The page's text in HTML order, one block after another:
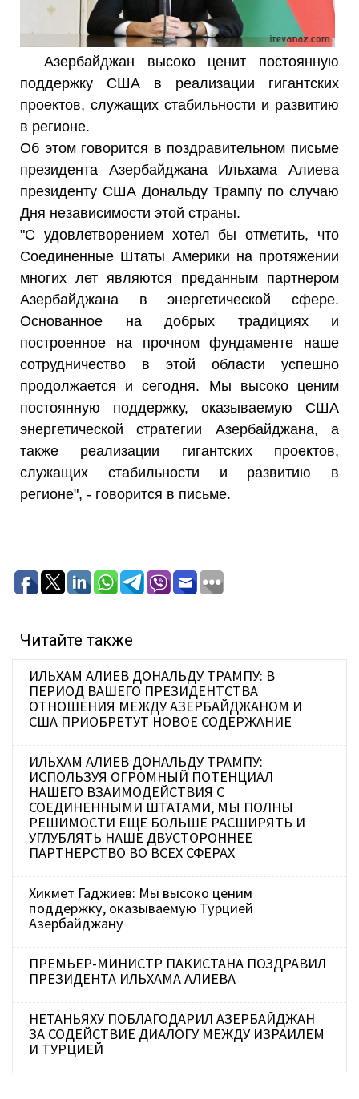
Азербайджан высоко ценит постоянную
поддержку США в реализации гигантских
проектов, служащих стабильности и развитию
в регионе.
Об этом говорится в поздравительном письме
президента Азербайджана Ильхама Алиева
президенту США Дональду Трампу по случаю
Дня независимости этой страны.
"С удовлетворением хотел бы отметить, что
Соединенные Штаты Америки на протяжении
многих лет являются преданным партнером
Азербайджана в энергетической сфере.
Основанное на добрых традициях и
построенное на прочном фундаменте наше
сотрудничество в этой области успешно
продолжается и сегодня. Мы высоко ценим
постоянную поддержку, оказываемую США
энергетической стратегии Азербайджана, а
также реализации гигантских проектов,
служащих стабильности и развитию в
регионе", - говорится в письме.
Читайте также
ИЛЬХАМ АЛИЕВ ДОНАЛЬДУ ТРАМПУ: В
ПЕРИОД ВАШЕГО ПРЕЗИДЕНТСТВА
ОТНОШЕНИЯ МЕЖДУ АЗЕРБАЙДЖАНОМ И
США ПРИОБРЕТУТ НОВОЕ СОДЕРЖАНИЕ
ИЛЬХАМ АЛИЕВ ДОНАЛЬДУ ТРАМПУ:
ИСПОЛЬЗУЯ ОГРОМНЫЙ ПОТЕНЦИАЛ
НАШЕГО ВЗАИМОДЕЙСТВИЯ С
СОЕДИНЕННЫМИ ШТАТАМИ, МЫ ПОЛНЫ
РЕШИМОСТИ ЕЩЕ БОЛЬШЕ РАСШИРЯТЬ И
УГЛУБЛЯТЬ НАШЕ ДВУСТОРОННЕЕ
ПАРТНЕРСТВО ВО ВСЕХ СФЕРАХ
Хикмет Гаджиев: Мы высоко ценим
поддержку, оказываемую Турцией
Азербайджану
ПРЕМЬЕР-МИНИСТР ПАКИСТАНА ПОЗДРАВИЛ
ПРЕЗИДЕНТА ИЛЬХАМА АЛИЕВА
НЕТАНЬЯХУ ПОБЛАГОДАРИЛ АЗЕРБАЙДЖАН
ЗА СОДЕЙСТВИЕ ДИАЛОГУ МЕЖДУ ИЗРАИЛЕМ
И ТУРЦИЕЙ